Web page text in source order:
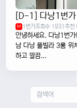
M 1번가조회수 1931추천
안녕하세요. 다낭1번
남 다낭 풀빌라 3룸 위
하고 깔끔...